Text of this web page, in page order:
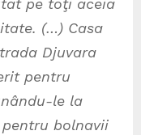
pe toţi aceia
(…) Casa
Djuvara
pentru
le la
bolnavii